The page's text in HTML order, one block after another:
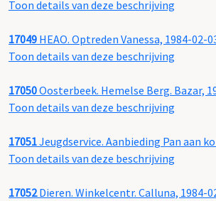
Toon details van deze beschrijving
17049 HEAO. Optreden Vanessa, 1984-02-
Toon details van deze beschrijving
17050Oosterbeek. Hemelse Berg. Bazar,
Toon details van deze beschrijving
17051Jeugdservice. Aanbieding Pan aan
Toon details van deze beschrijving
17052Dieren. Winkelcentr. Calluna, 1984-